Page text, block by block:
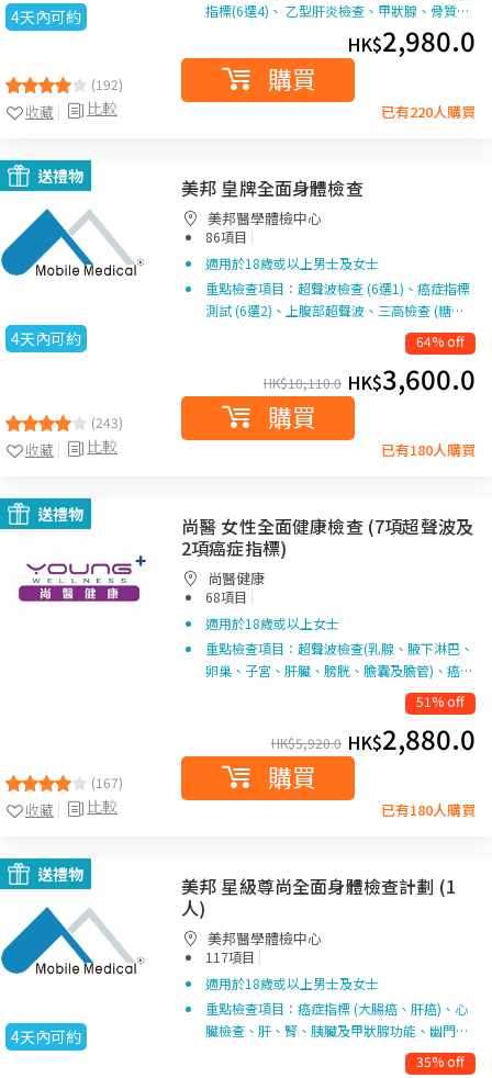
4天內可約
(192)
比較
收藏
指標(6選4)、 乙型肝炎檢查、甲狀腺、骨質…
HK$2,980.0
購買
已有220人購買
送禮物
4天內可約
(243)
比較
收藏
美邦 皇牌全面身體檢查
美邦醫學體檢中心
86項目 |
適用於18歲或以上男士及女士
重點檢查項目：超聲波檢查 (6選1)、癌症指標
測試 (6選2)、上腹部超聲波、三高檢查 (糖…
64% off
HK$10,110.0 HK$3,600.0
購買
已有180人購買
送禮物
(167)
比較
收藏
尚醫 女性全面健康檢查 (7項超聲波及
2項癌症指標)
尚醫健康
68項目 |
適用於18歲或以上女士
重點檢查項目：超聲波檢查(乳腺、腋下淋巴、
卵巢、子宮、肝臟、膀胱、膽囊及膽管)、癌…
51% off
HK$5,920.0 HK$2,880.0
購買
已有180人購買
送禮物
4天內可約
美邦 星級尊尚全面身體檢查計劃 (1
人)
美邦醫學體檢中心
117項目 |
適用於18歲或以上男士及女士
重點檢查項目：癌症指標 (大腸癌、肝癌)、心
臟檢查、肝、腎、胰臟及甲狀腺功能、幽門…
35% off